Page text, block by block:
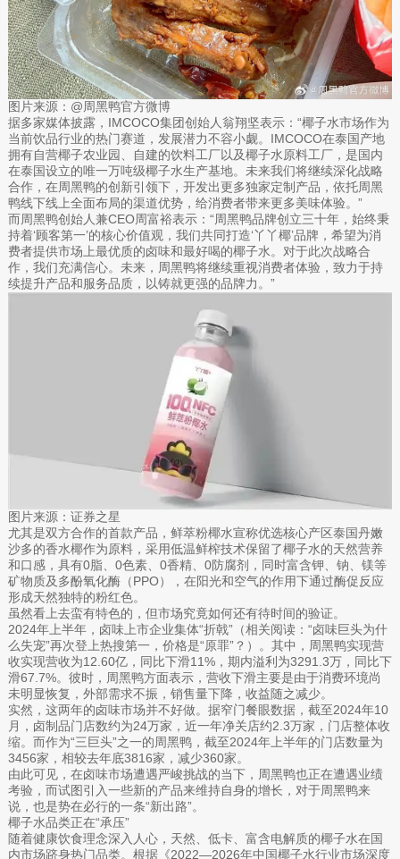
图片来源：@周黑鸭官方微博
据多家媒体披露，IMCOCO集团创始人翁翔坚表示：“椰子水市场作为
当前饮品行业的热门赛道，发展潜力不容小觑。IMCOCO在泰国产地
拥有自营椰子农业园、自建的饮料工厂以及椰子水原料工厂，是国内
在泰国设立的唯一万吨级椰子水生产基地。未来我们将继续深化战略
合作，在周黑鸭的创新引领下，开发出更多独家定制产品，依托周黑
鸭线下线上全面布局的渠道优势，给消费者带来更多美味体验。”
而周黑鸭创始人兼CEO周富裕表示：“周黑鸭品牌创立三十年，始终秉
持着‘顾客第一’的核心价值观，我们共同打造‘丫丫椰’品牌，希望为消
费者提供市场上最优质的卤味和最好喝的椰子水。对于此次战略合
作，我们充满信心。未来，周黑鸭将继续重视消费者体验，致力于持
续提升产品和服务品质，以铸就更强的品牌力。”
图片来源：证券之星
尤其是双方合作的首款产品，鲜萃粉椰水宣称优选核心产区泰国丹嫩
沙多的香水椰作为原料，采用低温鲜榨技术保留了椰子水的天然营养
和口感，具有0脂、0色素、0香精、0防腐剂，同时富含钾、钠、镁等
矿物质及多酚氧化酶（PPO），在阳光和空气的作用下通过酶促反应
形成天然独特的粉红色。
虽然看上去蛮有特色的，但市场究竟如何还有待时间的验证。
2024年上半年，卤味上市企业集体“折戟”（相关阅读：“卤味巨头为什
么失宠”再次登上热搜第一，价格是“原罪”？）。其中，周黑鸭实现营
收实现营收为12.60亿，同比下滑11%，期内溢利为3291.3万，同比下
滑67.7%。彼时，周黑鸭方面表示，营收下滑主要是由于消费环境尚
未明显恢复，外部需求不振，销售量下降，收益随之减少。
实然，这两年的卤味市场并不好做。据窄门餐眼数据，截至2024年10
月，卤制品门店数约为24万家，近一年净关店约2.3万家，门店整体收
缩。而作为“三巨头”之一的周黑鸭，截至2024年上半年的门店数量为
3456家，相较去年底3816家，减少360家。
由此可见，在卤味市场遭遇严峻挑战的当下，周黑鸭也正在遭遇业绩
考验，而试图引入一些新的产品来维持自身的增长，对于周黑鸭来
说，也是势在必行的一条“新出路”。
椰子水品类正在“承压”
随着健康饮食理念深入人心，天然、低卡、富含电解质的椰子水在国
内市场跻身热门品类。根据《2022—2026年中国椰子水行业市场深度